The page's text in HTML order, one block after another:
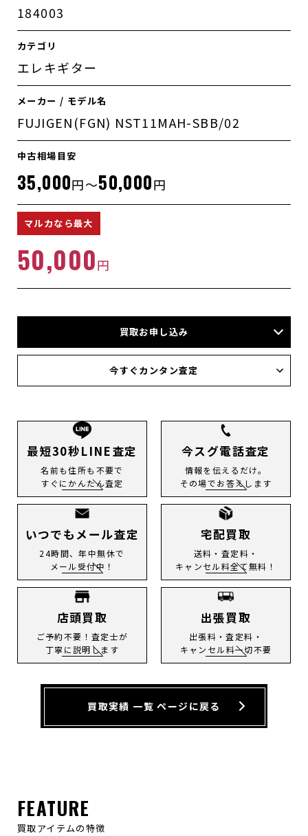
184003
カテゴリ
エレキギター
メーカー / モデル名
FUJIGEN(FGN) NST11MAH-SBB/02
中古相場目安
35,000円～50,000円
マルカなら最大
50,000円
買取お申し込み
宅配買取
今すぐカンタン査定
メール査定
最短30秒LINE査定
名前も住所も不要で
すぐにかんたん査定
今スグ電話査定
情報を伝えるだけ。
その場でお答えします
いつでもメール査定
24時間、年中無休で
メール受付中！
宅配買取
送料・査定料・
キャンセル料全て無料！
店頭買取
ご予約不要！査定士が
丁寧に説明します
出張買取
出張料・査定料・
キャンセル料一切不要
買取実績 一覧 ページに戻る
FEATURE
買取アイテムの特徴